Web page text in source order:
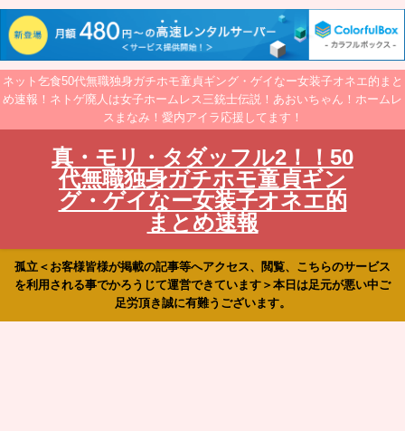
ネット乞食50代無職独身ガチホモ童貞ギング・ゲイなー女装子オネエ的まと
め速報！ネトゲ廃人は女子ホームレス三銃士伝説！あおいちゃん！ホームレ
スまなみ！愛内アイラ応援してます！
真・モリ・タダッフル2！！50
代無職独身ガチホモ童貞ギン
グ・ゲイなー女装子オネエ的
まとめ速報
孤立＜お客様皆様が掲載の記事等へアクセス、閲覧、こちらのサービス
を利用される事でかろうじて運営できています＞本日は足元が悪い中ご
足労頂き誠に有難うございます。